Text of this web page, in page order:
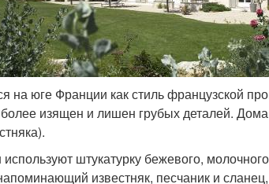
на юге Франции как стиль французской
изящен и лишен грубых деталей. Дома
штукатурку бежевого,
известняк, песчаник и